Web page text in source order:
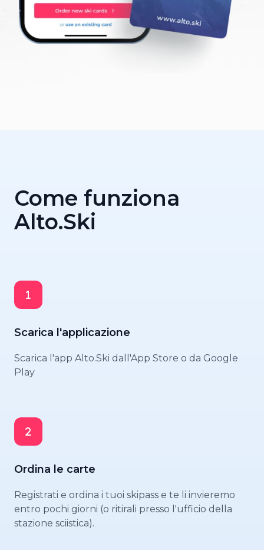
Come funziona
Alto.Ski
Scarica l'applicazione
Scarica l'app Alto.Ski dall'App Store o da Google
Play
Ordina le carte
Registrati e ordina i tuoi skipass e te li invieremo
entro pochi giorni (o ritirali presso l'ufficio della
stazione sciistica).